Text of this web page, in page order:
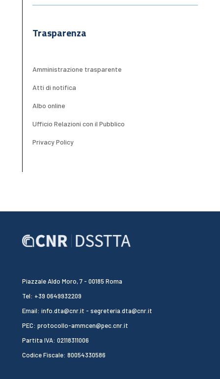
Trasparenza
Amministrazione trasparente
Atti di notifica
Albo online
Ufficio Relazioni con il Pubblico
Privacy Policy
Piazzale Aldo Moro, 7 - 00185 Roma
Tel: +39 0649932209
Email: info.dta@cnr.it - segreteria.dta@cnr.it
PEC: protocollo-ammcen@pec.cnr.it
Partita IVA: 02118311006
Codice Fiscale: 80054330586